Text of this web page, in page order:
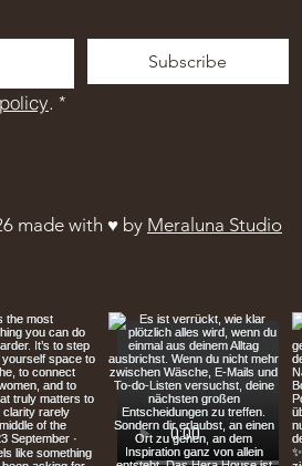
Subscribe
. *
made with ♥︎ by Meraluna Studio